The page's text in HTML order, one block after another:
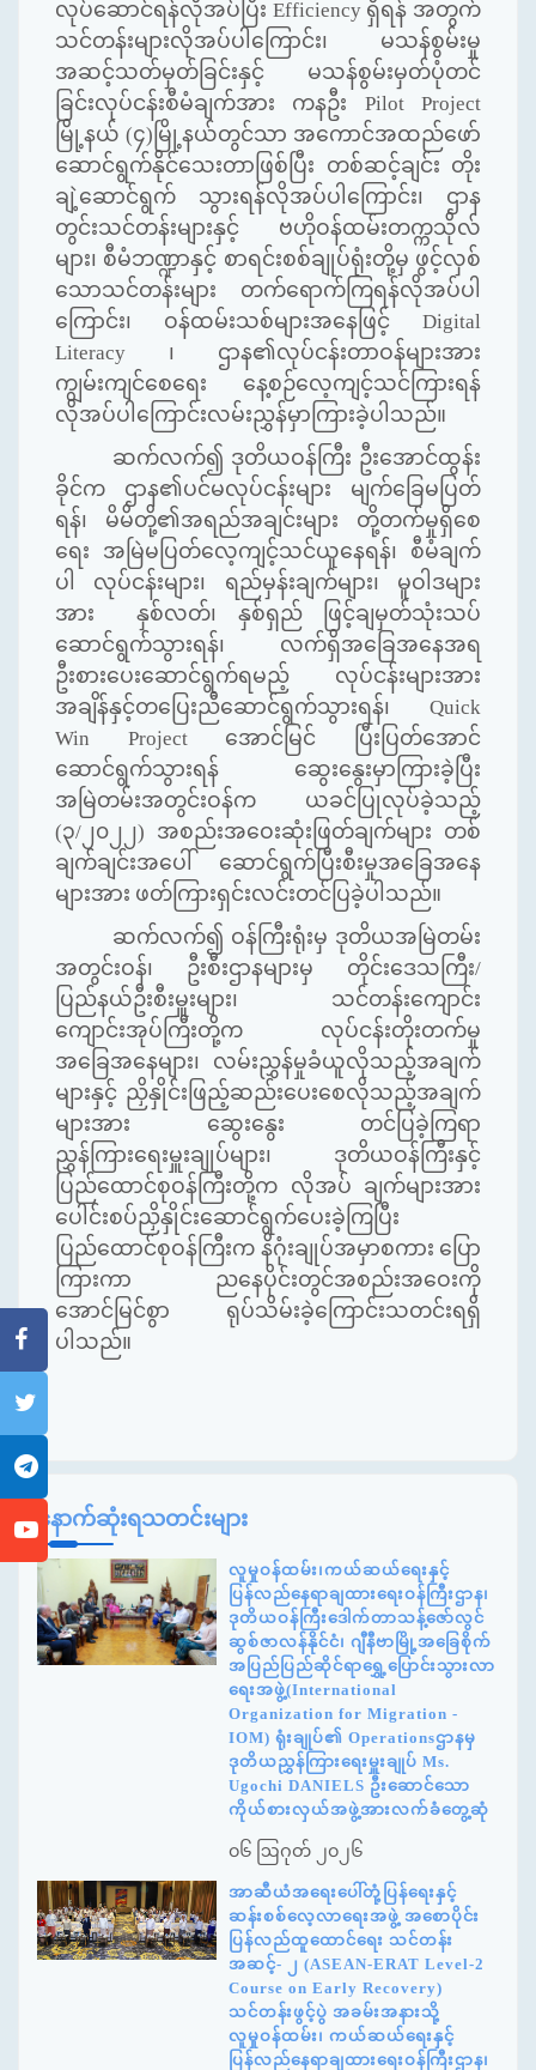
လုပ်ဆောင်ရန်လိုအပ်ပြီး Efficiency ရှိရန် အတွက်
သင်တန်းများလိုအပ်ပါကြောင်း၊ မသန်စွမ်းမှု
အဆင့်သတ်မှတ်ခြင်းနှင့် မသန်စွမ်းမှတ်ပုံတင်
ခြင်းလုပ်ငန်းစီမံချက်အား ကနဦး Pilot Project
မြို့နယ် (၄)မြို့နယ်တွင်သာ အကောင်အထည်ဖော်
ဆောင်ရွက်နိုင်သေးတာဖြစ်ပြီး တစ်ဆင့်ချင်း တိုး
ချဲ့ဆောင်ရွက် သွားရန်လိုအပ်ပါကြောင်း၊ ဌာန
တွင်းသင်တန်းများနှင့် ဗဟိုဝန်ထမ်းတက္ကသိုလ်
များ၊ စီမံဘဏ္ဍာနှင့် စာရင်းစစ်ချုပ်ရုံးတို့မှ ဖွင့်လှစ်
သောသင်တန်းများ တက်ရောက်ကြရန်လိုအပ်ပါ
ကြောင်း၊ ဝန်ထမ်းသစ်များအနေဖြင့် Digital
Literacy ၊ ဌာန၏လုပ်ငန်းတာဝန်များအား
ကျွမ်းကျင်စေရေး နေ့စဉ်လေ့ကျင့်သင်ကြားရန်
လိုအပ်ပါကြောင်းလမ်းညွှန်မှာကြားခဲ့ပါသည်။
ဆက်လက်၍ ဒုတိယဝန်ကြီး ဦးအောင်ထွန်း
ခိုင်က ဌာန၏ပင်မလုပ်ငန်းများ မျက်ခြေမပြတ်
ရန်၊ မိမိတို့၏အရည်အချင်းများ တို့တက်မှုရှိစေ
ရေး အမြဲမပြတ်လေ့ကျင့်သင်ယူနေရန်၊ စီမံချက်
ပါ လုပ်ငန်းများ၊ ရည်မှန်းချက်များ၊ မူဝါဒများ
အား နှစ်လတ်၊ နှစ်ရှည် ဖြင့်ချမှတ်သုံးသပ်
ဆောင်ရွက်သွားရန်၊ လက်ရှိအခြေအနေအရ
ဦးစားပေးဆောင်ရွက်ရမည့် လုပ်ငန်းများအား
အချိန်နှင့်တပြေးညီဆောင်ရွက်သွားရန်၊ Quick
Win Project အောင်မြင် ပြီးပြတ်အောင်
ဆောင်ရွက်သွားရန် ဆွေးနွေးမှာကြားခဲ့ပြီး
အမြဲတမ်းအတွင်းဝန်က ယခင်ပြုလုပ်ခဲ့သည့်
(၃/၂၀၂၂) အစည်းအဝေးဆုံးဖြတ်ချက်များ တစ်
ချက်ချင်းအပေါ် ဆောင်ရွက်ပြီးစီးမှုအခြေအနေ
များအား ဖတ်ကြားရှင်းလင်းတင်ပြခဲ့ပါသည်။
ဆက်လက်၍ ဝန်ကြီးရုံးမှ ဒုတိယအမြဲတမ်း
အတွင်းဝန်၊ ဦးစီးဌာနများမှ တိုင်းဒေသကြီး/
ပြည်နယ်ဦးစီးမှူးများ၊ သင်တန်းကျောင်း
ကျောင်းအုပ်ကြီးတို့က လုပ်ငန်းတိုးတက်မှု
အခြေအနေများ၊ လမ်းညွှန်မှုခံယူလိုသည့်အချက်
များနှင့် ညှိနှိုင်းဖြည့်ဆည်းပေးစေလိုသည့်အချက်
များအား ဆွေးနွေး တင်ပြခဲ့ကြရာ
ညွှန်ကြားရေးမှူးချုပ်များ၊ ဒုတိယဝန်ကြီးနှင့်
ပြည်ထောင်စုဝန်ကြီးတို့က လိုအပ် ချက်များအား
ပေါင်းစပ်ညှိနှိုင်းဆောင်ရွက်ပေးခဲ့ကြပြီး
ပြည်ထောင်စုဝန်ကြီးက နိဂုံးချုပ်အမှာစကား ပြော
ကြားကာ ညနေပိုင်းတွင်အစည်းအဝေးကို
အောင်မြင်စွာ ရုပ်သိမ်းခဲ့ကြောင်းသတင်းရရှိ
ပါသည်။
နောက်ဆုံးရသတင်းများ
လူမှုဝန်ထမ်း၊ကယ်ဆယ်ရေးနှင့်
ပြန်လည်နေရာချထားရေးဝန်ကြီးဌာန၊
ဒုတိယဝန်ကြီးဒေါက်တာသန့်ဇော်လွင်
ဆွစ်ဇာလန်နိုင်ငံ၊ ဂျီနီဗာမြို့အခြေစိုက်
အပြည်ပြည်ဆိုင်ရာရွှေ့ပြောင်းသွားလာ
ရေးအဖွဲ့(International
Organization for Migration -
IOM) ရုံးချုပ်၏ Operationsဌာနမှ
ဒုတိယညွှန်ကြားရေးမှူးချုပ် Ms.
Ugochi DANIELS ဦးဆောင်သော
ကိုယ်စားလှယ်အဖွဲ့အားလက်ခံတွေ့ဆုံ
၀၆ ဩဂုတ် ၂၀၂၆
အာဆီယံအရေးပေါ်တုံ့ပြန်ရေးနှင့်
ဆန်းစစ်လေ့လာရေးအဖွဲ့ အစောပိုင်း
ပြန်လည်ထူထောင်ရေး သင်တန်း
အဆင့်- ၂ (ASEAN-ERAT Level-2
Course on Early Recovery)
သင်တန်းဖွင့်ပွဲ အခမ်းအနားသို့
လူမှုဝန်ထမ်း၊ ကယ်ဆယ်ရေးနှင့်
ပြန်လည်နေရာချထားရေးဝန်ကြီးဌာန၊